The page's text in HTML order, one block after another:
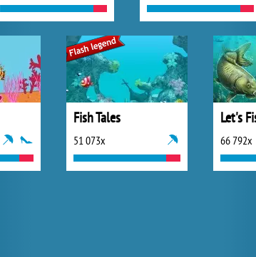
Fish Tales
51 073x
Let's
66 792x